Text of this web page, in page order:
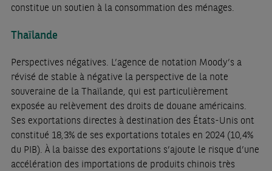
constitue un soutien à la consommation des ménages.
Thaïlande
Perspectives négatives. L’agence de notation Moody’s a
révisé de stable à négative la perspective de la note
souveraine de la Thaïlande, qui est particulièrement
exposée au relèvement des droits de douane américains.
Ses exportations directes à destination des États-Unis ont
constitué 18,3% de ses exportations totales en 2024 (10,4%
du PIB). À la baisse des exportations s’ajoute le risque d’une
accélération des importations de produits chinois très